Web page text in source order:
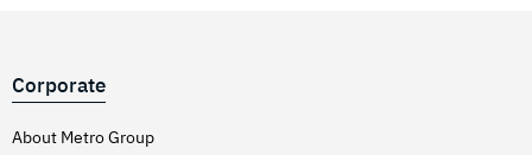
Corporate
About Metro Group